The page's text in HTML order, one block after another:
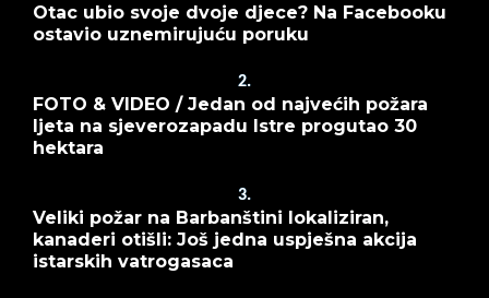
Otac ubio svoje dvoje djece? Na Facebooku
ostavio uznemirujuću poruku
2.
FOTO & VIDEO / Jedan od najvećih požara
ljeta na sjeverozapadu Istre progutao 30
hektara
3.
Veliki požar na Barbanštini lokaliziran,
kanaderi otišli: Još jedna uspješna akcija
istarskih vatrogasaca